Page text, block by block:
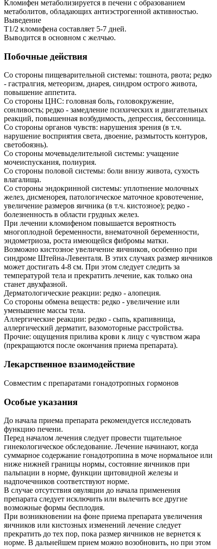
Кломифен метаболизируется в печени с образованием
метаболитов, обладающих антиэстрогенной активностью.
Выведение
T1/2 кломифена составляет 5-7 дней.
Выводится в основном с желчью.
Побочные действия
Со стороны пищеварительной системы: тошнота, рвота; редко
- гастралгия, метеоризм, диарея, синдром острого живота,
повышение аппетита.
Со стороны ЦНС: головная боль, головокружение,
сонливость; редко - замедление психических и двигательных
реакций, повышенная возбудимость, депрессия, бессонница.
Со стороны органов чувств: нарушения зрения (в т.ч.
нарушение восприятия света, двоение, размытость контуров,
светобоязнь).
Со стороны мочевыделительной системы: учащение
мочеиспускания, полиурия.
Со стороны половой системы: боли внизу живота, сухость
влагалища.
Со стороны эндокринной системы: уплотнение молочных
желез, дисменорея, патологическое маточное кровотечение,
увеличение размеров яичника (в т.ч. кистозное); редко -
болезненность в области грудных желез.
При лечении кломифеном повышается вероятность
многоплодной беременности, внематочной беременности,
эндометриоза, роста имеющейся фибромы матки.
Возможно кистозное увеличение яичников, особенно при
синдроме Штейна-Левенталя. В этих случаях размер яичников
может достигать 4-8 см. При этом следует следить за
температурой тела и прекратить лечение, как только она
станет двухфазной.
Дерматологические реакции: редко - алопеция.
Со стороны обмена веществ: редко - увеличение или
уменьшение массы тела.
Аллергические реакции: редко - сыпь, крапивница,
аллергический дерматит, вазомоторные расстройства.
Прочие: ощущения прилива крови к лицу с чувством жара
(прекращаются после окончания приема препарата).
Лекарственное взаимодействие
Совместим с препаратами гонадотропных гормонов
Особые указания
До начала приема препарата рекомендуется исследовать
функцию печени.
Перед началом лечения следует провести тщательное
гинекологическое обследование. Лечение начинают, когда
суммарное содержание гонадотропина в моче нормальное или
ниже нижней границы нормы, состояние яичников при
пальпации в норме, функции щитовидной железы и
надпочечников соответствуют норме.
В случае отсутствия овуляции до начала применения
препарата следует исключить или вылечить все другие
возможные формы бесплодия.
При возникновении на фоне приема препарата увеличения
яичников или кистозных изменений лечение следует
прекратить до тех пор, пока размер яичников не вернется к
норме. В дальнейшем прием можно возобновить, но при этом